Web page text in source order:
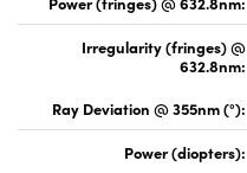
Irregularity (fringes) @
632.8nm:
Ray Deviation @ 355nm (°):
Power (diopters):